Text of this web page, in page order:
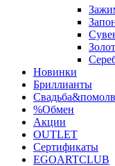
Новинки
Бриллианты
%Обмен
Акции
OUTLET
Сертификаты
EGOARTCLUB